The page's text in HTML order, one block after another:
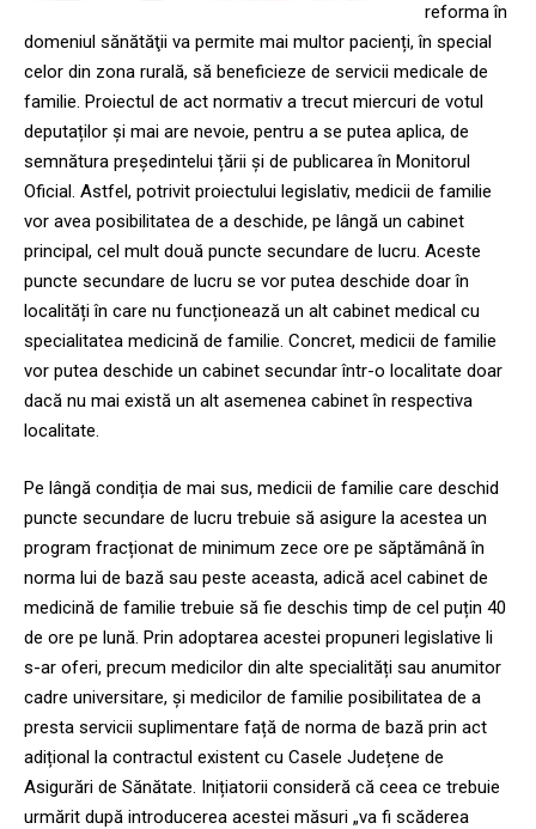
reforma în
domeniul sănătăţii va permite mai multor pacienți, în special
celor din zona rurală, să beneficieze de servicii medicale de
familie. Proiectul de act normativ a trecut miercuri de votul
deputaților și mai are nevoie, pentru a se putea aplica, de
semnătura președintelui țării și de publicarea în Monitorul
Oficial. Astfel, potrivit proiectului legislativ, medicii de familie
vor avea posibilitatea de a deschide, pe lângă un cabinet
principal, cel mult două puncte secundare de lucru. Aceste
puncte secundare de lucru se vor putea deschide doar în
localități în care nu funcționează un alt cabinet medical cu
specialitatea medicină de familie. Concret, medicii de familie
vor putea deschide un cabinet secundar într-o localitate doar
dacă nu mai există un alt asemenea cabinet în respectiva
localitate.
Pe lângă condiția de mai sus, medicii de familie care deschid
puncte secundare de lucru trebuie să asigure la acestea un
program fracționat de minimum zece ore pe săptămână în
norma lui de bază sau peste aceasta, adică acel cabinet de
medicină de familie trebuie să fie deschis timp de cel puțin 40
de ore pe lună. Prin adoptarea acestei propuneri legislative li
s-ar oferi, precum medicilor din alte specialități sau anumitor
cadre universitare, și medicilor de familie posibilitatea de a
presta servicii suplimentare față de norma de bază prin act
adițional la contractul existent cu Casele Județene de
Asigurări de Sănătate. Inițiatorii consideră că ceea ce trebuie
urmărit după introducerea acestei măsuri „va fi scăderea